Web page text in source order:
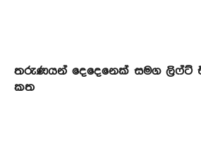
තරුණයන් දෙදෙනෙක් සමග ලිෆ්ට්
කත